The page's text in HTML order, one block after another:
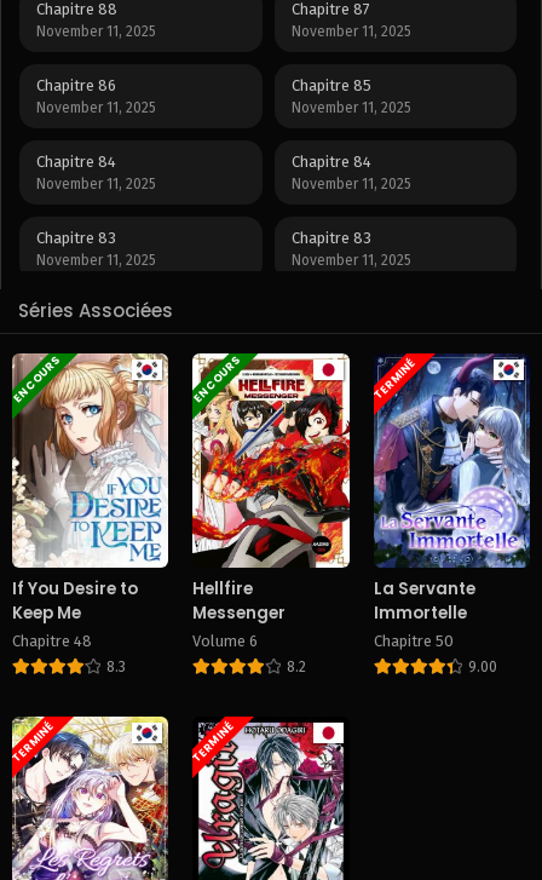
Chapitre 88
November 11, 2025
Chapitre 87
November 11, 2025
Chapitre 86
November 11, 2025
Chapitre 85
November 11, 2025
Chapitre 84
November 11, 2025
Chapitre 84
November 11, 2025
Chapitre 83
November 11, 2025
Chapitre 83
November 11, 2025
Chapitre 82
November 11, 2025 November 11, 2025
Chapitre 80
November 11, 2025
Chapitre 80
November 11, 2025
Chapitre 79
November 11, 2025
Chapitre 79
November 11, 2025
Chapitre 78
November 11, 2025
Chapitre 78
November 11, 2025
Chapitre 77
November 11, 2025 November 11, 2025
November 11, 2025 November 11, 2025
Chapitre 73
November 11, 2025
Chapitre 72
November 11, 2025
Chapitre 71
November 11, 2025
Chapitre 70
November 11, 2025
Séries Associées
EN COURS
If You Desire to
Keep Me
Chapitre 48
8.3
EN COURS
Hellfire
Messenger
Volume 6
8.2
TERMINÉ
La Servante
Immortelle
Chapitre 50
9.00
TERMINÉ TERMINÉ